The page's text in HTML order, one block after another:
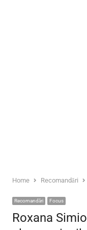
Home Recomandări
Recomandări Focus
Roxana